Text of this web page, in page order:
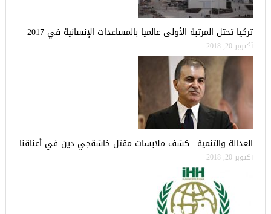
تركيا تحتل المرتبة الأولى عالميا بالمساعدات الإنسانية في 2017
أكتوبر 20, 2018
العدالة والتنمية.. كشف ملابسات مقتل خاشقجي دين في أعناقنا
أكتوبر 20, 2018